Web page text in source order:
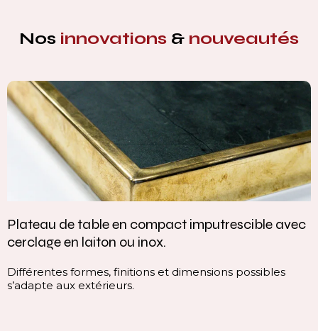
Nos innovations & nouveautés
Plateau de table en compact imputrescible avec
cerclage en laiton ou inox.
Différentes formes, finitions et dimensions possibles
s’adapte aux extérieurs.